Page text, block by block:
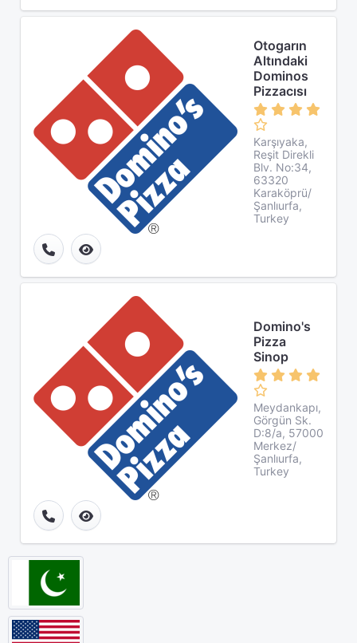
Otogarın
Altındaki
Dominos
Pizzacısı
Karşıyaka,
Reşit Direkli
Blv. No:34,
63320
Karaköprü/
Şanlıurfa,
Turkey
Domino's
Pizza
Sinop
Meydankapı,
Görgün Sk.
D:8/a, 57000
Merkez/
Şanlıurfa,
Turkey